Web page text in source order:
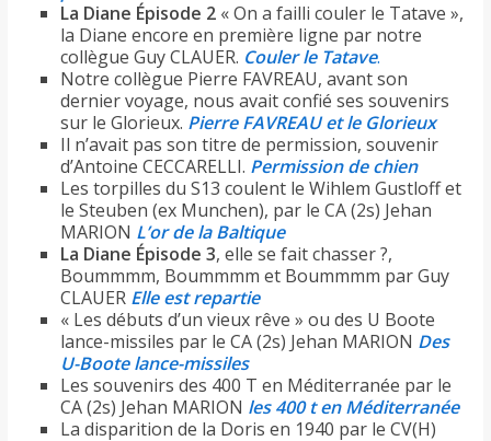
La Diane Épisode 2 « On a failli couler le Tatave »,
la Diane encore en première ligne par notre
collègue Guy CLAUER. Couler le Tatave.
Notre collègue Pierre FAVREAU, avant son
dernier voyage, nous avait confié ses souvenirs
sur le Glorieux. Pierre FAVREAU et le Glorieux
Il n’avait pas son titre de permission, souvenir
d’Antoine CECCARELLI. Permission de chien
Les torpilles du S13 coulent le Wihlem Gustloff et
le Steuben (ex Munchen), par le CA (2s) Jehan
MARION L’or de la Baltique
La Diane Épisode 3, elle se fait chasser ?,
Boummmm, Boummmm et Boummmm par Guy
CLAUER Elle est repartie
« Les débuts d’un vieux rêve » ou des U Boote
lance-missiles par le CA (2s) Jehan MARION Des
U-Boote lance-missiles
Les souvenirs des 400 T en Méditerranée par le
CA (2s) Jehan MARION les 400 t en Méditerranée
La disparition de la Doris en 1940 par le CV(H)